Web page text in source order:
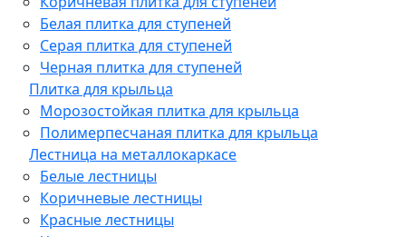
Белая плитка для ступеней
Серая плитка для ступеней
Черная плитка для ступеней
Плитка для крыльца
Морозостойкая плитка для крыльца
Полимерпесчаная плитка для крыльца
Лестница на металлокаркасе
Белые лестницы
Коричневые лестницы
Красные лестницы